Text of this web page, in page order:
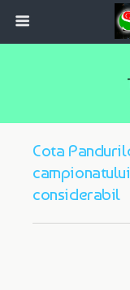
Cota
considerabil